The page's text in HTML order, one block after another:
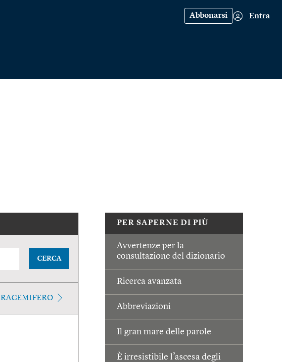
Abbonarsi Entra
PER SAPERNE DI PIÙ
Avvertenze per la
consultazione del dizionario
Ricerca avanzata
Abbreviazioni
Il gran mare delle parole
È irresistibile l’ascesa degli
CERCA
RACEMIFERO